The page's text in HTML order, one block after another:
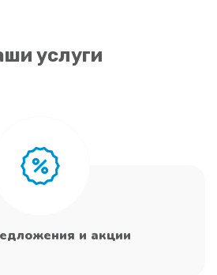
услуги
и акции